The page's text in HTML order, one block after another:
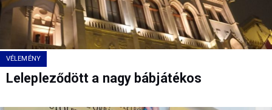
VÉLEMÉNY
Lelepleződött a nagy bábjátékos